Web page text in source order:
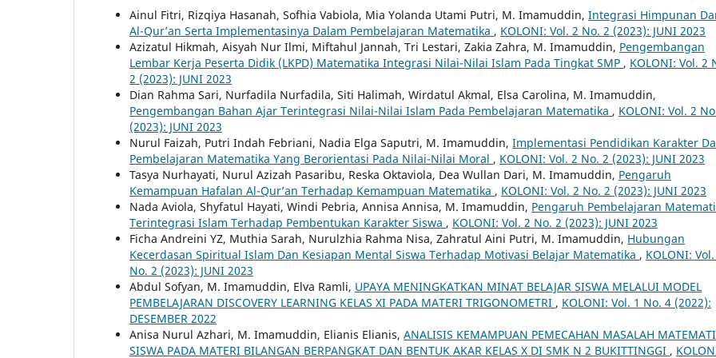
Ainul Fitri, Rizqiya Hasanah, Sofhia Vabiola, Mia Yolanda Utami Putri, M. Imamuddin, Integrasi Himpunan
Al-Qur’an Serta Implementasinya Dalam Pembelajaran Matematika , KOLONI: Vol. 2 No. 2 (2023): JUNI 2023
Azizatul Hikmah, Aisyah Nur Ilmi, Miftahul Jannah, Tri Lestari, Zakia Zahra, M. Imamuddin, Pengembangan
Lembar Kerja Peserta Didik (LKPD) Matematika Integrasi Nilai-Nilai Islam Pada Tingkat SMP , KOLONI: Vol. 2
2 (2023): JUNI 2023
Dian Rahma Sari, Nurfadila Nurfadila, Siti Halimah, Wirdatul Akmal, Elsa Carolina, M. Imamuddin,
Pengembangan Bahan Ajar Terintegrasi Nilai-Nilai Islam Pada Pembelajaran Matematika , KOLONI: Vol. 2
(2023): JUNI 2023
Nurul Faizah, Putri Indah Febriani, Nadia Elga Saputri, M. Imamuddin, Implementasi Pendidikan Karakter
Pembelajaran Matematika Yang Berorientasi Pada Nilai-Nilai Moral , KOLONI: Vol. 2 No. 2 (2023): JUNI 2023
Tasya Nurhayati, Nurul Azizah Pasaribu, Reska Oktaviola, Dea Wullan Dari, M. Imamuddin, Pengaruh
Kemampuan Hafalan Al-Qur’an Terhadap Kemampuan Matematika , KOLONI: Vol. 2 No. 2 (2023): JUNI 2023
Nada Aviola, Shyfatul Hayati, Windi Pebria, Annisa Annisa, M. Imamuddin, Pengaruh Pembelajaran
Terintegrasi Islam Terhadap Pembentukan Karakter Siswa , KOLONI: Vol. 2 No. 2 (2023): JUNI 2023
Ficha Andreini YZ, Muthia Sarah, Nurulzhia Rahma Nisa, Zahratul Aini Putri, M. Imamuddin, Hubungan
Kecerdasan Spiritual Islam Dan Kesiapan Mental Siswa Terhadap Motivasi Belajar Matematika , KOLONI:
No. 2 (2023): JUNI 2023
Abdul Sofyan, M. Imamuddin, Elva Ramli, UPAYA MENINGKATKAN MINAT BELAJAR SISWA MELALUI MODEL
PEMBELAJARAN DISCOVERY LEARNING KELAS XI PADA MATERI TRIGONOMETRI , KOLONI: Vol. 1 No. 4 (2022):
DESEMBER 2022
Anisa Nurul Azhari, M. Imamuddin, Elianis Elianis, ANALISIS KEMAMPUAN PEMECAHAN MASALAH
SISWA PADA MATERI BILANGAN BERPANGKAT DAN BENTUK AKAR KELAS X DI SMK N 2 BUKITTINGGI ,